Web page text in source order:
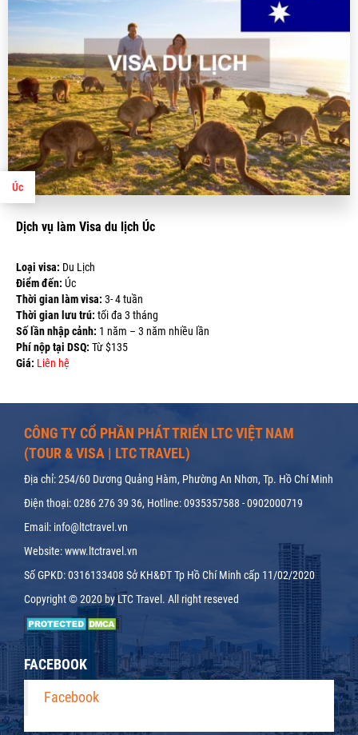
Úc
Dịch vụ làm Visa du lịch Úc
Loại visa: Du Lịch
Điểm đến: Úc
Thời gian làm visa: 3- 4 tuần
Thời gian lưu trú: tối đa 3 tháng
Số lần nhập cảnh: 1 năm – 3 năm nhiều lần
Phí nộp tại DSQ: Từ $135
Giá: Liên hệ
CÔNG TY CỔ PHẦN PHÁT TRIỂN LTC VIỆT NAM
(TOUR & VISA | LTC TRAVEL)
Địa chỉ: 254/60 Dương Quảng Hàm, Phường An Nhơn, Tp. Hồ Chí Minh
Điện thoại: 0286 276 39 36, Hotline: 0935357588 - 0902000719
Email: info@ltctravel.vn
Website: www.ltctravel.vn
Số GPKD: 0316133408 Sở KH&ĐT Tp Hồ Chí Minh cấp 11/02/2020
Copyright © 2020 by LTC Travel. All right reseved
FACEBOOK
Facebook